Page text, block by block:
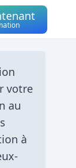
votre
au
à